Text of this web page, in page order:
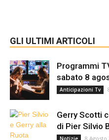
GLI ULTIMI ARTICOLI
Programmi
sabato 8
Anticipazioni Tv
Gerry Scotti
di Pier Silvio
8 Agosto